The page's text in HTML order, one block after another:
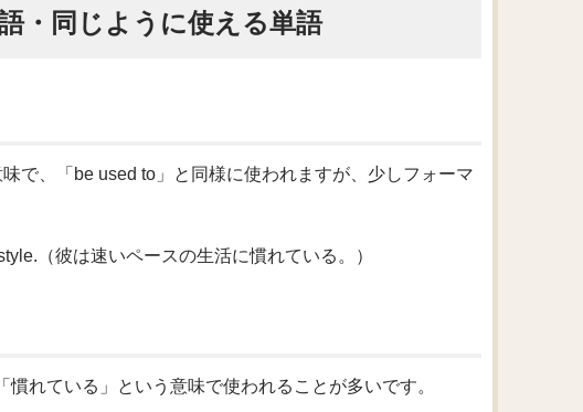
・同じように使える単語
で、「be used to」と同様に使われますが、少しフォーマ
（彼は速いペースの生活に慣れている。）
慣れている」という意味で使われることが多いです。